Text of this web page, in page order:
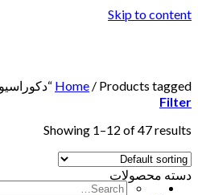
Skip to content
Home / Products tagged “دکوراسیون،داخلی”
Filter
Showing 1–12 of 47 results
دسته محصولات